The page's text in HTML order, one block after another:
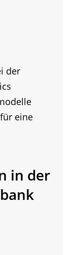
der
eine
in der